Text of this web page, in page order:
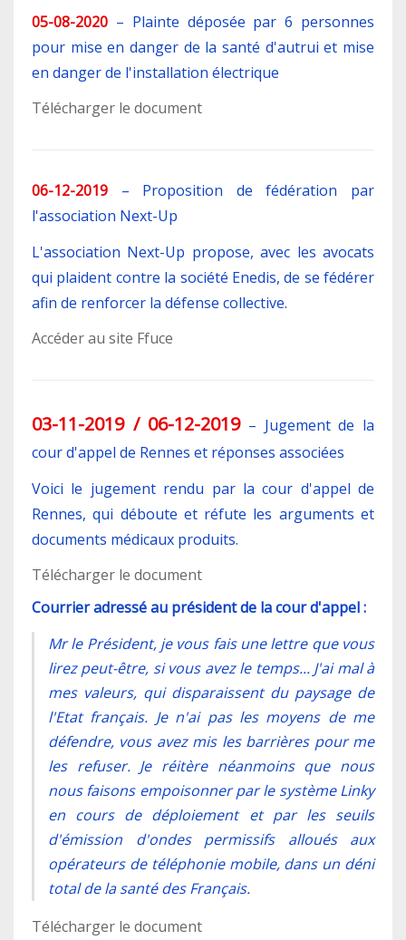
05-08-2020 – Plainte déposée par 6 personnes
pour mise en danger de la santé d'autrui et mise
en danger de l'installation électrique
Télécharger le document
06-12-2019 – Proposition de fédération par
l'association Next-Up
L'association Next-Up propose, avec les avocats
qui plaident contre la société Enedis, de se fédérer
afin de renforcer la défense collective.
Accéder au site Ffuce
03-11-2019 / 06-12-2019– Jugement de la
cour d'appel de Rennes et réponses associées
Voici le jugement rendu par la cour d'appel de
Rennes, qui déboute et réfute les arguments et
documents médicaux produits.
Télécharger le document
Courrier adressé au président de la cour d'appel :
Mr le Président, je vous fais une lettre que vous
lirez peut-être, si vous avez le temps... J'ai mal à
mes valeurs, qui disparaissent du paysage de
l'Etat français. Je n'ai pas les moyens de me
défendre, vous avez mis les barrières pour me
les refuser. Je réitère néanmoins que nous
nous faisons empoisonner par le système Linky
en cours de déploiement et par les seuils
d'émission d'ondes permissifs alloués aux
opérateurs de téléphonie mobile, dans un déni
total de la santé des Français.
Télécharger le document